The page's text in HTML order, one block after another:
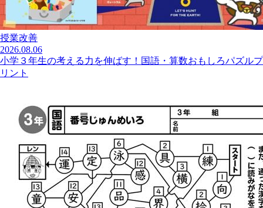
授業改善
2026.08.06
小学３年生の考える力を伸ばす！国語・算数おもしろパズルプ
リント